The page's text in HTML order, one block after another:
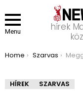
Menu
hírek
You are here:
Home Szarvas Meggyulladt az
HÍREK SZARVAS